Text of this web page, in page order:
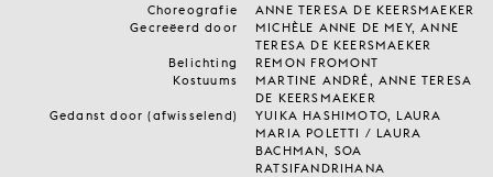
Choreografie
ANNE TERESA DE KEERSMAEKER
Gecreëerd door
MICHÈLE ANNE DE MEY, ANNE
TERESA DE KEERSMAEKER
Belichting
REMON FROMONT
Kostuums
MARTINE ANDRÉ, ANNE TERESA
DE KEERSMAEKER
Gedanst door (afwisselend)
YUIKA HASHIMOTO, LAURA
MARIA POLETTI / LAURA
BACHMAN, SOA
RATSIFANDRIHANA